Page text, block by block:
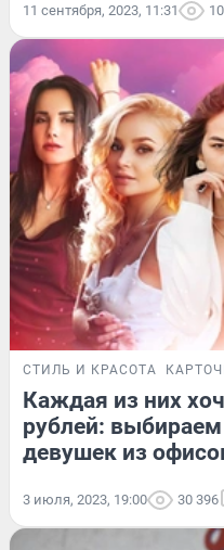
11 сентября, 2023, 11:31
СТИЛЬ И КРАСОТА
Каждая из них
рублей:
девушек из
3 июля, 2023, 19:00 30 396